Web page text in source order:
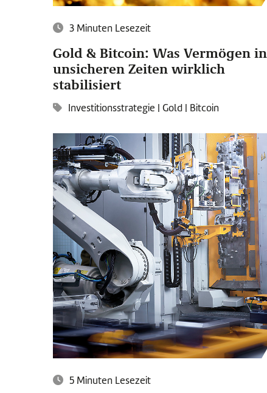
3 Minuten Lesezeit
Gold & Bitcoin: Was Vermögen in
unsicheren Zeiten wirklich
stabilisiert
Investitionsstrategie | Gold | Bitcoin
5 Minuten Lesezeit